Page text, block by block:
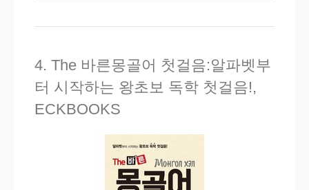
4. The 바른몽골어 첫걸음:알파벳부
터 시작하는 왕초보 독학 첫걸음!,
ECKBOOKS